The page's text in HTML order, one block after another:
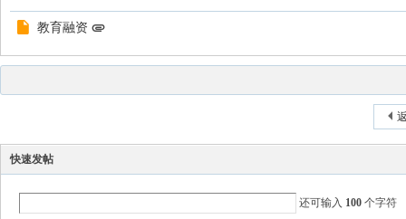
教育融资
快速发帖
还可输入 100 个字符